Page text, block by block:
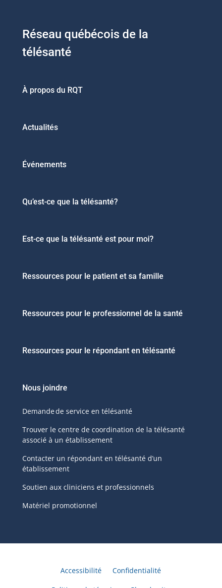
Réseau québécois de la
télésanté
À propos du RQT
Actualités
Événements
Qu’est-ce que la télésanté?
Est-ce que la télésanté est pour moi?
Ressources pour le patient et sa famille
Ressources pour le professionnel de la santé
Ressources pour le répondant en télésanté
Nous joindre
Demande de service en télésanté
Trouver le centre de coordination de la télésanté
associé à un établissement
Contacter un répondant en télésanté d’un
établissement
Soutien aux cliniciens et professionnels
Matériel promotionnel
Accessibilité Confidentialité